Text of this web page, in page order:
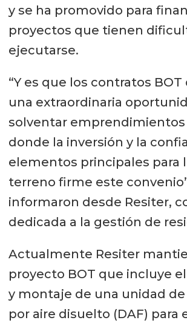
y se ha promovido para
proyectos que tienen
ejecutarse.
“Y es que los contratos
una extraordinaria
solventar emprendimientos
donde la inversión y la
elementos principales para
terreno firme este
informaron desde Resiter,
dedicada a la gestión de
Actualmente Resiter
proyecto BOT que incluye
y montaje de una unidad
por aire disuelto (DAF) para